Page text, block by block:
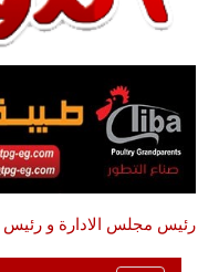
رئيس مجلس الادارة و رئيس